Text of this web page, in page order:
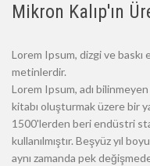
Mikron Kalıp'ın
Lorem Ipsum, dizgi ve baskı
metinlerdir.
Lorem Ipsum, adı
kitabı oluşturmak üzere bir
1500'lerden beri endüstri
kullanılmıştır. Beşyüz yıl
aynı zamanda pek